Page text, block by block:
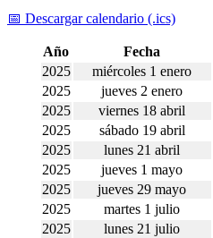
📅 Descargar calendario (.ics)
Año Fecha
2025
miércoles 1 enero
2025
jueves 2 enero
2025
viernes 18 abril
2025
sábado 19 abril
2025
lunes 21 abril
2025
jueves 1 mayo
2025
jueves 29 mayo
2025
martes 1 julio
2025
lunes 21 julio